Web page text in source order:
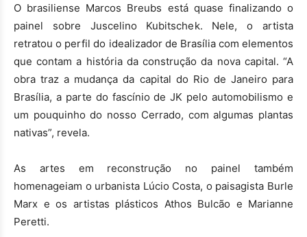
O brasiliense Marcos Breubs está quase finalizando o
painel sobre Juscelino Kubitschek. Nele, o artista
retratou o perfil do idealizador de Brasília com elementos
que contam a história da construção da nova capital. “A
obra traz a mudança da capital do Rio de Janeiro para
Brasília, a parte do fascínio de JK pelo automobilismo e
um pouquinho do nosso Cerrado, com algumas plantas
nativas”, revela.
As artes em reconstrução no painel também
homenageiam o urbanista Lúcio Costa, o paisagista Burle
Marx e os artistas plásticos Athos Bulcão e Marianne
Peretti.